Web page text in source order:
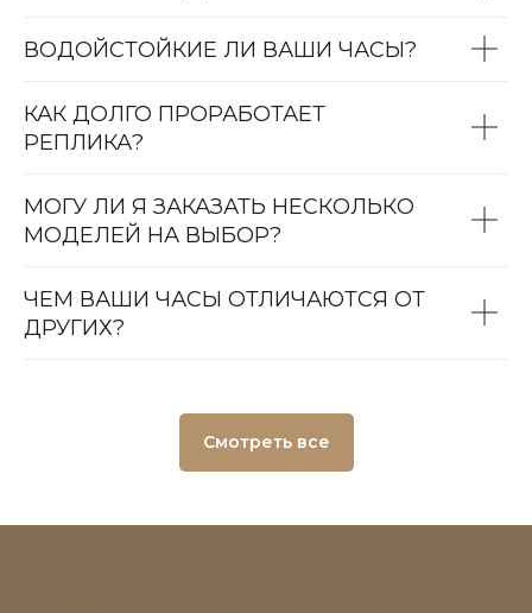
ВОДОЙСТОЙКИЕ ЛИ ВАШИ ЧАСЫ?
КАК ДОЛГО ПРОРАБОТАЕТ
РЕПЛИКА?
МОГУ ЛИ Я ЗАКАЗАТЬ НЕСКОЛЬКО
МОДЕЛЕЙ НА ВЫБОР?
ЧЕМ ВАШИ ЧАСЫ ОТЛИЧАЮТСЯ ОТ
ДРУГИХ?
Смотреть все